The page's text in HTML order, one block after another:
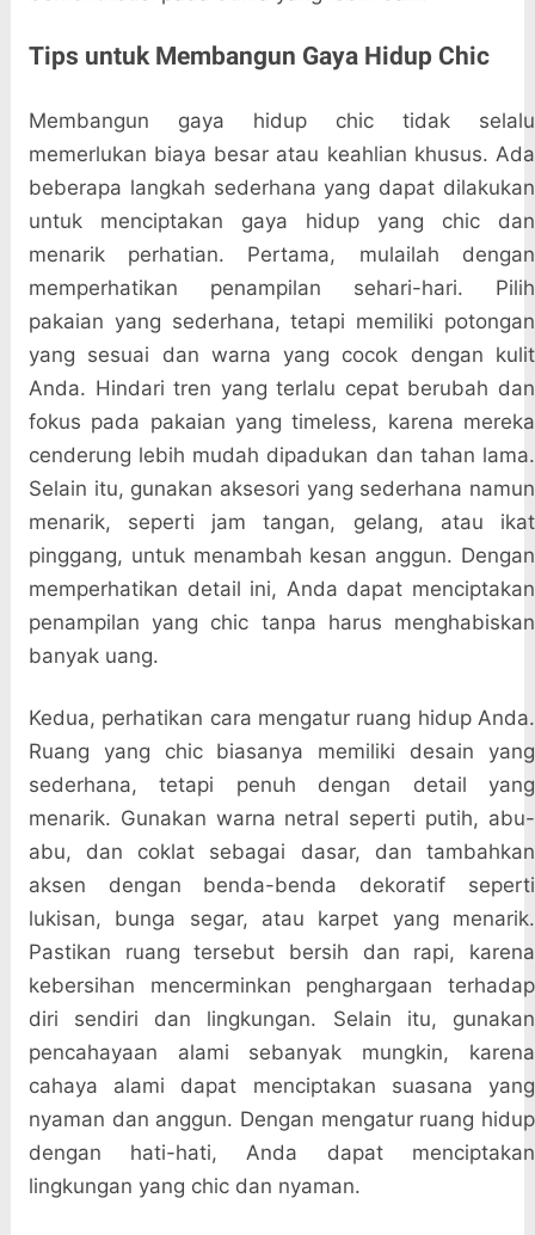
Tips untuk Membangun Gaya Hidup Chic
Membangun gaya hidup chic tidak selalu
memerlukan biaya besar atau keahlian khusus. Ada
beberapa langkah sederhana yang dapat dilakukan
untuk menciptakan gaya hidup yang chic dan
menarik perhatian. Pertama, mulailah dengan
memperhatikan penampilan sehari-hari. Pilih
pakaian yang sederhana, tetapi memiliki potongan
yang sesuai dan warna yang cocok dengan kulit
Anda. Hindari tren yang terlalu cepat berubah dan
fokus pada pakaian yang timeless, karena mereka
cenderung lebih mudah dipadukan dan tahan lama.
Selain itu, gunakan aksesori yang sederhana namun
menarik, seperti jam tangan, gelang, atau ikat
pinggang, untuk menambah kesan anggun. Dengan
memperhatikan detail ini, Anda dapat menciptakan
penampilan yang chic tanpa harus menghabiskan
banyak uang.
Kedua, perhatikan cara mengatur ruang hidup Anda.
Ruang yang chic biasanya memiliki desain yang
sederhana, tetapi penuh dengan detail yang
menarik. Gunakan warna netral seperti putih, abu-
abu, dan coklat sebagai dasar, dan tambahkan
aksen dengan benda-benda dekoratif seperti
lukisan, bunga segar, atau karpet yang menarik.
Pastikan ruang tersebut bersih dan rapi, karena
kebersihan mencerminkan penghargaan terhadap
diri sendiri dan lingkungan. Selain itu, gunakan
pencahayaan alami sebanyak mungkin, karena
cahaya alami dapat menciptakan suasana yang
nyaman dan anggun. Dengan mengatur ruang hidup
dengan hati-hati, Anda dapat menciptakan
lingkungan yang chic dan nyaman.